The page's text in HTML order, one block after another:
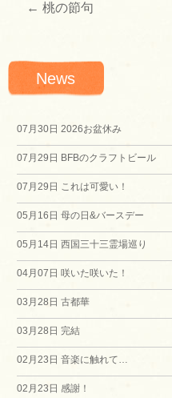
投
ナ
ビ
ー
シ
ン
← 桃の節句
News
07月30日 2026お盆休み
07月29日 BFBのクラフトビール
07月29日 これは可愛い！
05月16日 母の日&バースデー
05月14日 西国三十三霊場巡り
04月07日 咲いた咲いた！
03月28日 古都華
03月28日 完結
02月23日 音楽に触れて…
02月23日 感謝！